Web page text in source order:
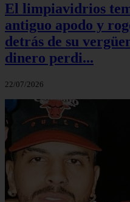
El limpiavidrios
antiguo apodo y
detrás de su
dinero perdi...
22/07/2026